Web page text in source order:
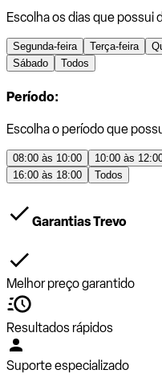
Escolha os dias que possui
Segunda-feira Terça-feira
Sábado
Todos
Período:
Escolha o período que
08:00 às 10:00 10:00 às
16:00 às 18:00
Todos
Garantias Trevo
Melhor preço garantido
Resultados rápidos
Suporte especializado